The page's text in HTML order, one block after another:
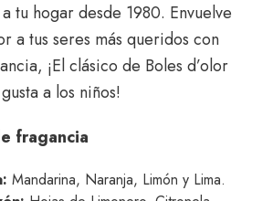
tu hogar desde 1980. Envuelve
a tus seres más queridos con
¡El clásico de Boles d’olor
a los niños!
fragancia
Mandarina, Naranja, Limón y Lima.